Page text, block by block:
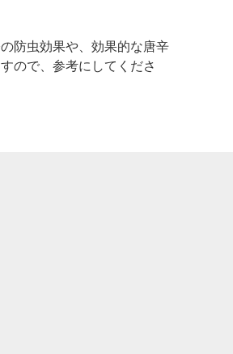
防虫効果や、効果的な唐辛
ので、参考にしてくださ